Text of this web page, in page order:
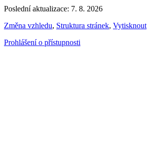
Poslední aktualizace: 7. 8. 2026
Změna vzhledu, Struktura stránek, Vytisknout
Prohlášení o přístupnosti